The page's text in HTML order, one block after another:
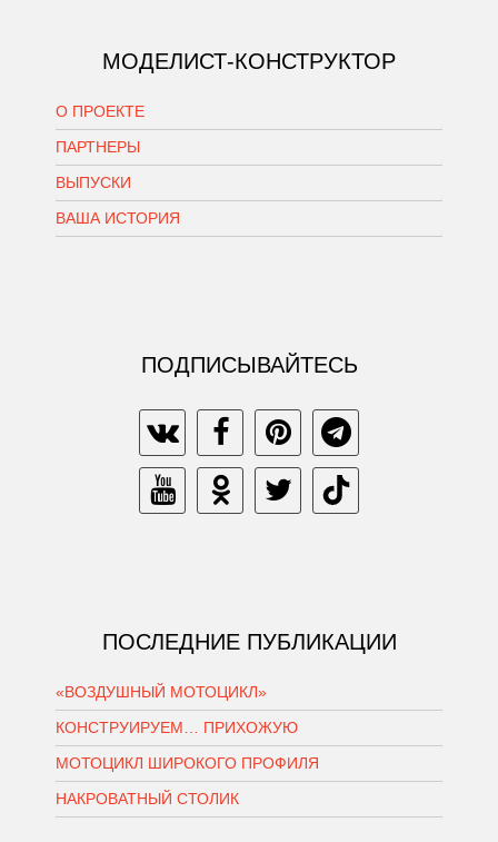
МОДЕЛИСТ-КОНСТРУКТОР
О ПРОЕКТЕ
ПАРТНЕРЫ
ВЫПУСКИ
ВАША ИСТОРИЯ
ПОДПИСЫВАЙТЕСЬ
ПОСЛЕДНИЕ ПУБЛИКАЦИИ
«ВОЗДУШНЫЙ МОТОЦИКЛ»
КОНСТРУИРУЕМ… ПРИХОЖУЮ
МОТОЦИКЛ ШИРОКОГО ПРОФИЛЯ
НАКРОВАТНЫЙ СТОЛИК